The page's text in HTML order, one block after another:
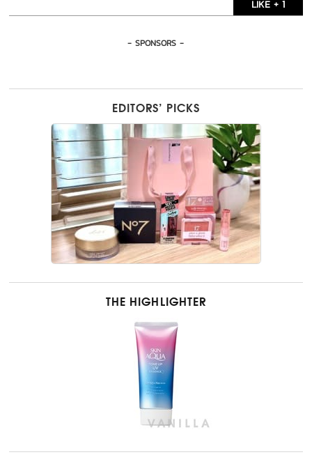
LIKE + 1
- SPONSORS -
EDITORS’ PICKS
THE HIGHLIGHTER